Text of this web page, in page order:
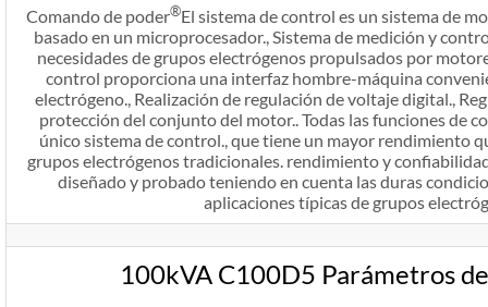
Comando de poder®El sistema de control es un sistema de
basado en un microprocesador., Sistema de medición y
necesidades de grupos electrógenos propulsados ​​por
control proporciona una interfaz hombre-máquina
electrógeno., Realización de regulación de voltaje digital.,
protección del conjunto del motor.. Todas las funciones de
único sistema de control., que tiene un mayor rendimiento
grupos electrógenos tradicionales. rendimiento y
diseñado y probado teniendo en cuenta las duras
aplicaciones típicas de grupos
100kVA C100D5 Parámetros